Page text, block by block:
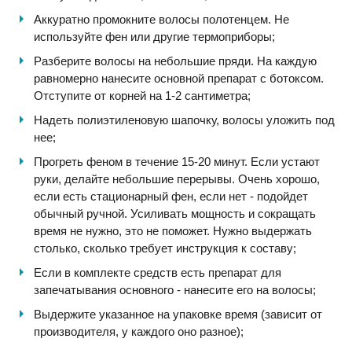
Аккуратно промокните волосы полотенцем. Не
используйте фен или другие термоприборы;
Разберите волосы на небольшие пряди. На каждую
равномерно нанесите основной препарат с ботоксом.
Отступите от корней на 1-2 сантиметра;
Надеть полиэтиленовую шапочку, волосы уложить под
нее;
Прогреть феном в течение 15-20 минут. Если устают
руки, делайте небольшие перерывы. Очень хорошо,
если есть стационарный фен, если нет - подойдет
обычный ручной. Усиливать мощность и сокращать
время не нужно, это не поможет. Нужно выдержать
столько, сколько требует инструкция к составу;
Если в комплекте средств есть препарат для
запечатывания основного - нанесите его на волосы;
Выдержите указанное на упаковке время (зависит от
производителя, у каждого оно разное);